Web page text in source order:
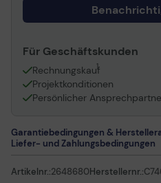
Für Geschäftskunden
Rechnungskauf
1
Projektkonditionen
Persönlicher
Garantiebedingungen &
Liefer- und Zahlungsbedingungen
Artikelnr.:2648680Herstellernr.: